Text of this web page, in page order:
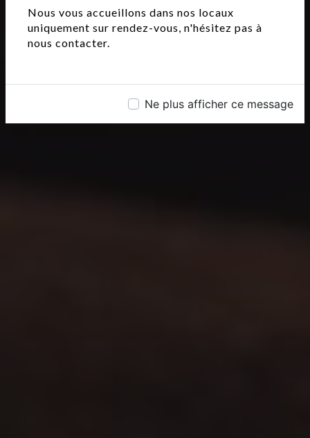
Nous vous accueillons dans nos locaux
uniquement sur rendez-vous, n'hésitez pas à
nous contacter.
Ne plus afficher ce message